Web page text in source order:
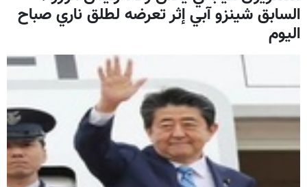
السابق شينزو آبي إثر تعرضه لطلق ناري صباح
اليوم